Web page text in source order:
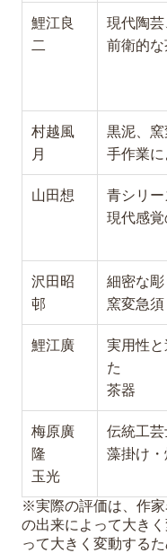
鯉江良
二
現代陶芸
前衛的な
村越風
月
黒泥、
手作業
山田想
青シリー
現代感
沢田昭
邨
細密な
窯変急須
鯉江廣
実用性
た
茶器
梅原廣
隆
玉光
伝統工芸
藻掛け
※実際の評価は、作
の出来によって大き
って大きく変動する